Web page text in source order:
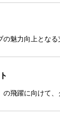
魅力向上とな
飛躍に向けて